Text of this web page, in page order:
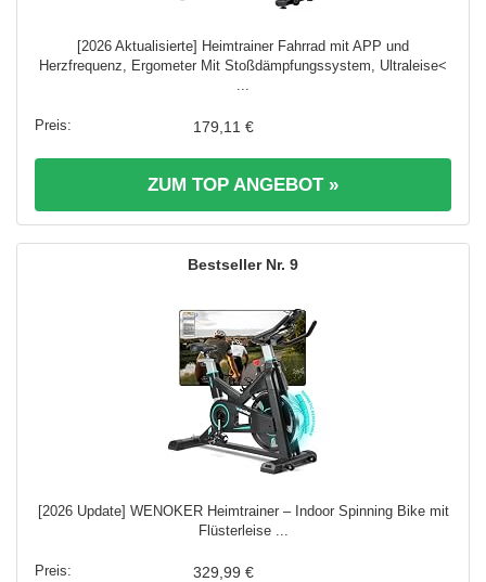
[2026 Aktualisierte] Heimtrainer Fahrrad mit APP und
Herzfrequenz, Ergometer Mit Stoßdämpfungssystem, Ultraleise<
179,11 €
ZUM TOP ANGEBOT »
9
[2026 Update] WENOKER Heimtrainer – Indoor Spinning Bike mit
Flüsterleise ...
329,99 €